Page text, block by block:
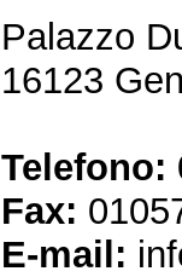
Palazzo
16123
Telefono:
Fax:
E-mail: